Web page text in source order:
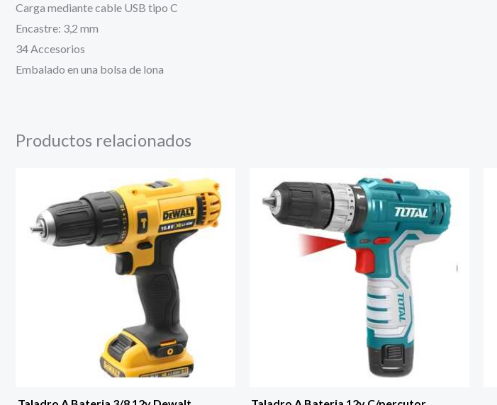
Carga mediante cable USB tipo C
Encastre: 3,2 mm
34 Accesorios
Embalado en una bolsa de lona
Productos relacionados